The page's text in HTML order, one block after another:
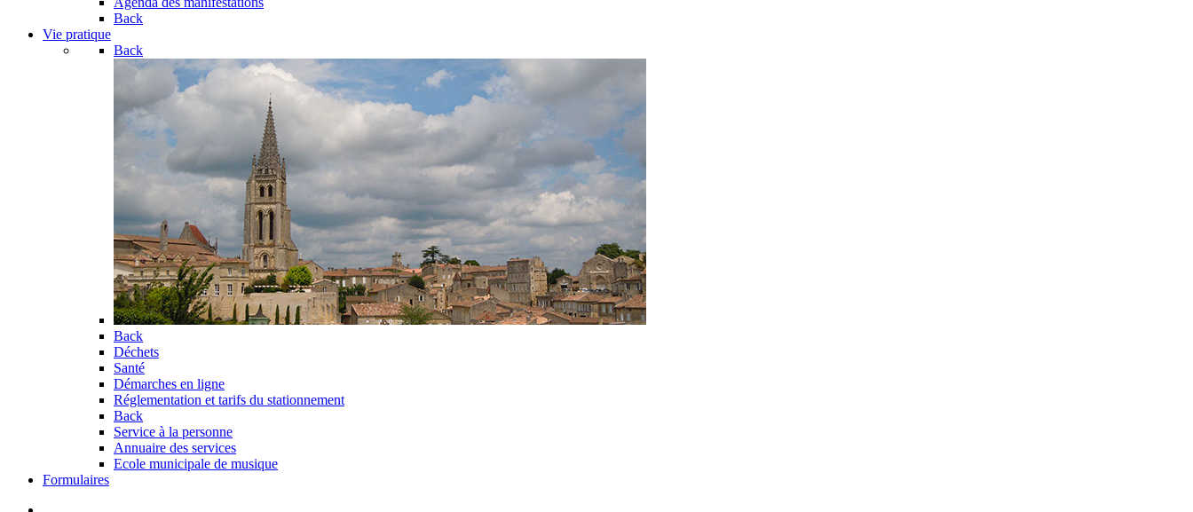
Back
Vie pratique
Back
Back
Déchets
Santé
Démarches en ligne
Réglementation et tarifs du stationnement
Back
Service à la personne
Annuaire des services
Ecole municipale de musique
Formulaires